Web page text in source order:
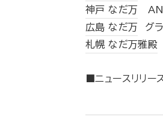
神戸 なだ万
広島 なだ万
グ
札幌 なだ万雅殿
■ニュースリリー